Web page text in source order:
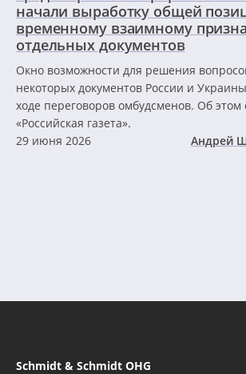
начали выработку общей
временному взаимному
отдельных документов
Окно возможности для решения
некоторых документов России и
ходе переговоров омбудсменов. Об этом
«Российская газета».
29 июня 2026
Андрей
Schmidt & Schmidt OHG